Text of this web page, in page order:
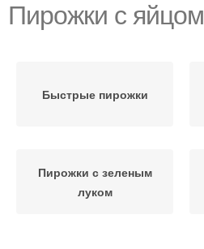
Пирожки с яйцом
Быстрые пирожки
Пирожки с зеленым
луком